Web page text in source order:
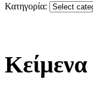
Κατηγορία:
Κείμενα